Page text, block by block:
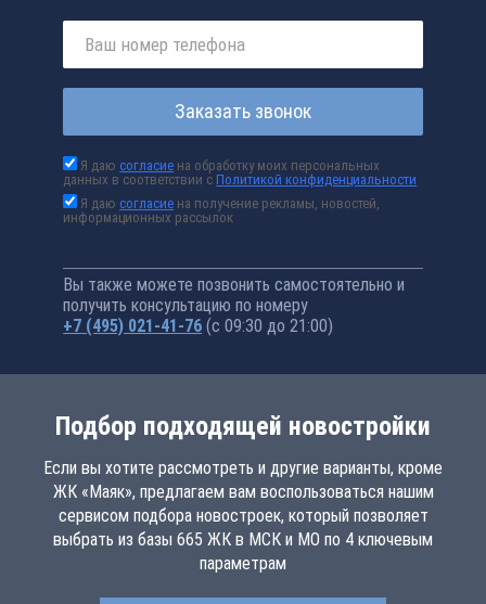
Заказать звонок
Я даюсогласие на обработку моих персональных
данных в соответствии сПолитикой конфиденциальности
Я даюсогласие на получение рекламы, новостей,
информационных рассылок
Вы также можете позвонить самостоятельно и
получить консультацию по номеру
+7 (495) 021-41-76 (с 09:30 до 21:00)
Подбор подходящей новостройки
Если вы хотите рассмотреть и другие варианты, кроме
ЖК «Маяк», предлагаем вам воспользоваться нашим
сервисом подбора новостроек, который позволяет
выбрать из базы 665 ЖК в МСК и МО по 4 ключевым
параметрам